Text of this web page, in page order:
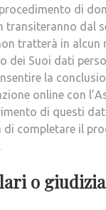
di
transiteranno dal
tratterà in alcun
dei Suoi dati
la
online con
di questi
di completare il
o